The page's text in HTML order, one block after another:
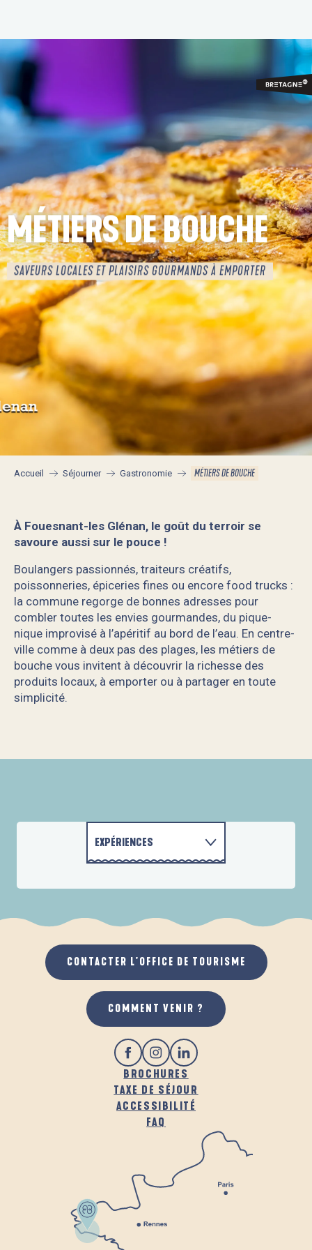
contenu
principal
MÉTIERS DE BOUCHE
SAVEURS LOCALES ET PLAISIRS GOURMANDS À EMPORTER
Accueil Séjourner Gastronomie MÉTIERS DE BOUCHE
À Fouesnant-les Glénan, le goût du terroir se
savoure aussi sur le pouce !
Boulangers passionnés, traiteurs créatifs,
poissonneries, épiceries fines ou encore food trucks :
la commune regorge de bonnes adresses pour
combler toutes les envies gourmandes, du pique-
nique improvisé à l’apéritif au bord de l’eau. En centre-
ville comme à deux pas des plages, les métiers de
bouche vous invitent à découvrir la richesse des
produits locaux, à emporter ou à partager en toute
simplicité.
La Ferme de Guernalay
Boulangerie Pâtisserie Histoire de Pain
Plaisirs et Délices
Maison Lozac'h
BPC Des Glénan
EXPÉRIENCES
HÉBERGEMENTS
GASTRONOMIE
BROCHURES
TAXE DE SÉJOUR
ACCESSIBILITÉ
FAQ
CONTACTER L'OFFICE DE TOURISME
COMMENT VENIR ?